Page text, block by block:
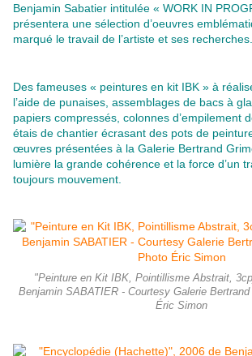
Benjamin Sabatier intitulée « WORK IN
présentera une sélection d’oeuvres
marqué le travail de l’artiste et ses recherches.
Des fameuses « peintures en kit IBK » à
l’aide de punaises, assemblages de bacs à
papiers compressés, colonnes d’empilement
étais de chantier écrasant des pots de
œuvres présentées à la Galerie Bertrand
lumière la grande cohérence et la force d’un
toujours mouvement.
"Peinture en Kit IBK, Pointillisme Abstrait,
Benjamin SABATIER - Courtesy Galerie
Éric Simon